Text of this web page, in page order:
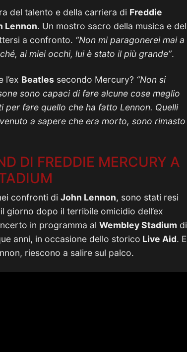
del talento e della carriera di Freddie
Lennon. Un mostro sacro della musica e del
a confronto. “Non mi paragonerei mai a
ai miei occhi, lui è stato il più grande”.
Beatles secondo Mercury? “Non si
sono capaci di fare alcune cose meglio
fare quello che ha fatto Lennon. Quelli
a sapere che era morto, sono rimasto
DI FREDDIE MERCURY A
confronti di John Lennon, sono stati resi
giorno dopo il terribile omicidio dell’ex
in programma al Wembley Stadium di
anni, in occasione dello storico Live Aid. E
riescono a salire sul palco.